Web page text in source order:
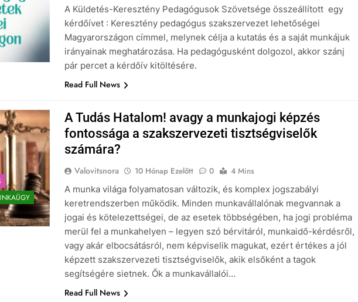
A Küldetés-Keresztény Pedagógusok Szövetsége összeállított egy
kérdőívet : Keresztény pedagógus szakszervezet lehetőségei
Magyarországon címmel, melynek célja a kutatás és a saját munkájuk
irányainak meghatározása. Ha pedagógusként dolgozol, akkor szánj
pár percet a kérdőív kitöltésére.
Read Full News
A Tudás Hatalom! avagy a munkajogi képzés
fontossága a szakszervezeti tisztségviselők
számára?
Valovitsnora 10 Hónap Ezelőtt 0
4 Mins
A munka világa folyamatosan változik, és komplex jogszabályi
keretrendszerben működik. Minden munkavállalónak megvannak a
jogai és kötelezettségei, de az esetek többségében, ha jogi probléma
merül fel a munkahelyen – legyen szó bérvitáról, munkaidő-kérdésről,
vagy akár elbocsátásról, nem képviselik magukat, ezért értékes a jól
képzett szakszervezeti tisztségviselők, akik elsőként a tagok
segítségére sietnek. Ők a munkavállalói…
Read Full News